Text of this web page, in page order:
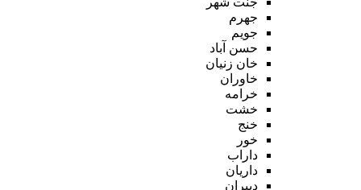
جهرم
جویم
حسن آباد
خان زنیان
خاوران
خرامه
خشت
خنج
خور
داراب
داریان
دبیران